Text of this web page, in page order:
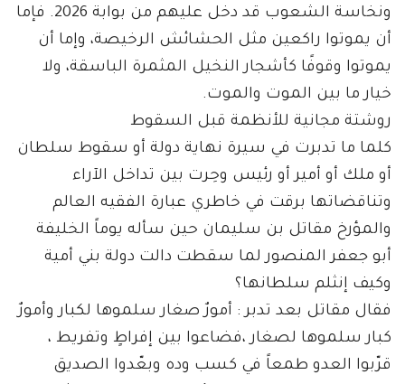
ونخاسة الشعوب قد دخل عليهم من بوابة 2026. فإما
أن يموتوا راكعين مثل الحشائش الرخيصة، وإما أن
يموتوا وقوفًا كأشجار النخيل المثمرة الباسقة، ولا
خيار ما بين الموت والموت.
روشتة مجانية للأنظمة قبل السقوط
كلما ما تدبرت في سيرة نهاية دولة أو سقوط سلطان
أو ملك أو أمير أو رئيس وحِرت بين تداخل الآراء
وتناقضاتها برقت في خاطري عبارة الفقيه العالم
والمؤرخ مقاتل بن سليمان حين سأله يوماً الخليفة
أبو جعفر المنصور لما سقطت دالت دولة بني أمية
وكيف إنثلم سلطانها؟
فقال مقاتل بعد تدبر : أمورٌ صغار سلموها لكبار وأمورٌ
كبار سلموها لصغار ،فضاعوا بين إفراطٍ وتفريط ،
قرّبوا العدو طمعاً في كسب وده وبعّدوا الصديق